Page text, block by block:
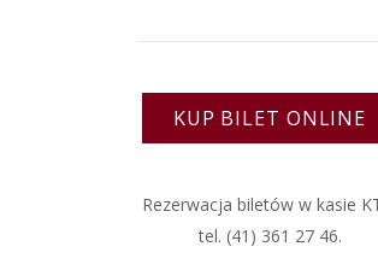
KUP BILET ONLINE
Rezerwacja biletów w kasie
tel. (41) 361 27 46.